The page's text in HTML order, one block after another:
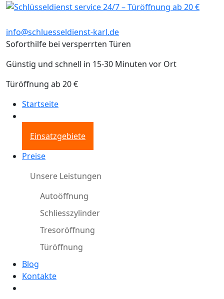
info@schluesseldienst-karl.de
Soforthilfe bei versperrten Türen
Günstig und schnell in 15-30 Minuten vor Ort
Türöffnung ab 20 €
Startseite
Einsatzgebiete
Preise
Unsere Leistungen
Autoöffnung
Schliesszylinder
Tresoröffnung
Türöffnung
Blog
Kontakte